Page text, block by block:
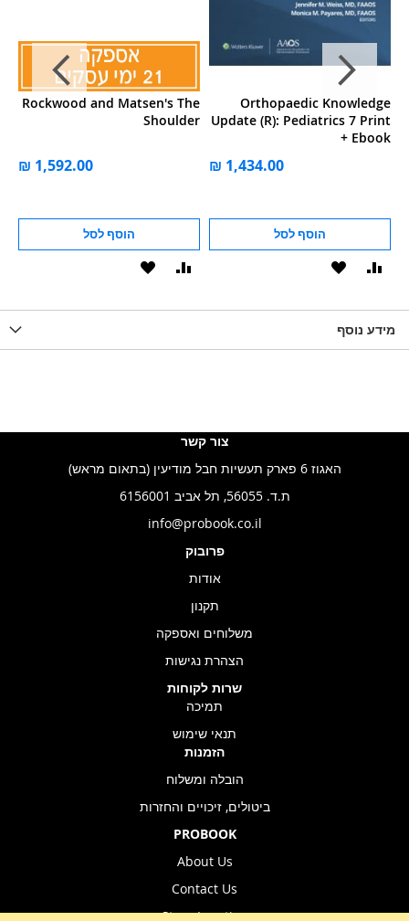
Rockwood and Matsen's The
Shoulder
הוסף לסל
הוסף
Orthopaedic Knowledge
Update (R): Pediatrics 7 Print
+ Ebook
הוסף לסל
הוסף
מידע נוסף
צור קשר
האגוז 6 פארק תעשיות חבל מודיעין (בתאום מראש)
ת.ד. 56055, תל אביב 6156001
info@probook.co.il
פרובוק
אודות
תקנון
משלוחים ואספקה
הצהרת נגישות
שרות לקוחות
תמיכה
תנאי שימוש
הזמנות
הובלה ומשלוח
ביטולים, זיכויים והחזרות
PROBOOK
About Us
Contact Us
Store Location